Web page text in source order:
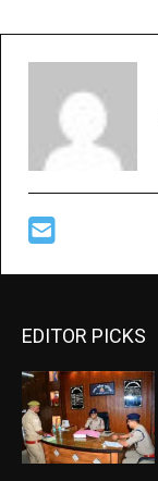
EDITOR PICKS